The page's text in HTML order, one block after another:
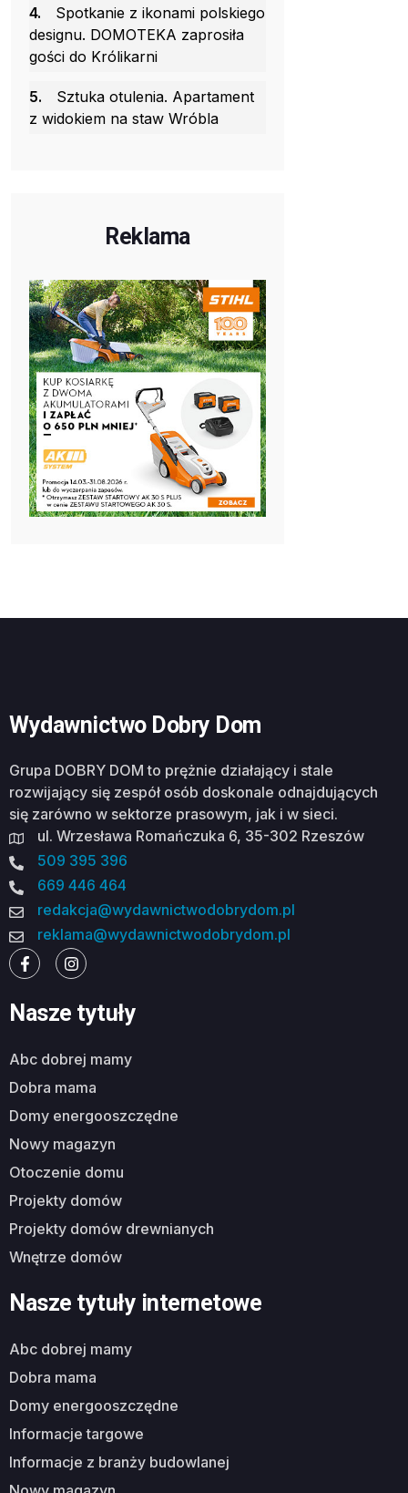
4.
Spotkanie z ikonami polskiego
designu. DOMOTEKA zaprosiła
gości do Królikarni
5.
Sztuka otulenia. Apartament
z widokiem na staw Wróbla
Reklama
Wydawnictwo Dobry Dom
Grupa DOBRY DOM to prężnie działający i stale
rozwijający się zespół osób doskonale odnajdujących
się zarówno w sektorze prasowym, jak i w sieci.
ul. Wrzesława Romańczuka 6, 35-302 Rzeszów
509 395 396
669 446 464
redakcja@wydawnictwodobrydom.pl
reklama@wydawnictwodobrydom.pl
Nasze tytuły
abc dobrej mamy
dobra mama
domy energooszczędne
nowy magazyn
otoczenie domu
projekty domów
projekty domów drewnianych
wnętrze domów
Nasze tytuły internetowe
abc dobrej mamy
dobra mama
domy energooszczędne
informacje targowe
informacje z branży budowlanej